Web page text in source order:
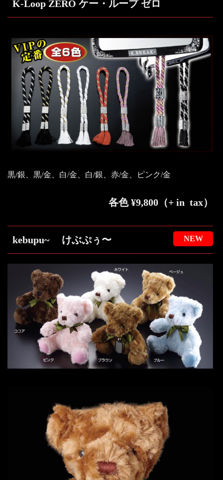
K-Loop ZERO ケー・ループ ゼロ
黒/銀、黒/金、白/金、白/銀、赤/金、ピンク/金
各色 ¥9,800（+ in tax）
kebupu~ けぶぷぅ〜 NEW